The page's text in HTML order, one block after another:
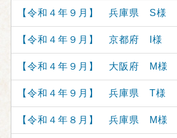
【令和４年９月】 兵庫県 S様
【令和４年９月】 京都府 I様
【令和４年９月】 大阪府 M様
【令和４年９月】 兵庫県 T様
【令和４年８月】 兵庫県 M様